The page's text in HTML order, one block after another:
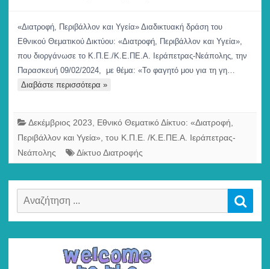
Περιβάλλον
και
Υγεία»
«Διατροφή, Περιβάλλον και Υγεία» Διαδικτυακή δράση του
Εθνικού Θεματικού Δικτύου: «Διατροφή, Περιβάλλον και Υγεία»,
που διοργάνωσε το Κ.Π.Ε./Κ.Ε.ΠΕ.Α. Ιεράπετρας-Νεάπολης, την
Παρασκευή 09/02/2024, με θέμα: «Το φαγητό μου για τη γη…
Διαβάστε περισσότερα »
Δεκέμβριος 2023
Εθνικό Θεματικό Δίκτυο: «Διατροφή,
Περιβάλλον και Υγεία», του Κ.Π.Ε. /Κ.Ε.ΠΕ.Α. Ιεράπετρας-
Νεάπολης
Δίκτυο Διατροφής
Αναζήτηση